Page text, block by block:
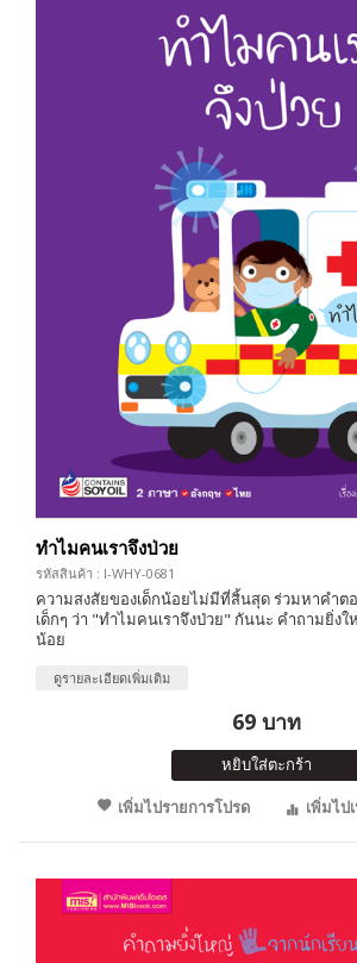
ทำไมคนเราจึงป่วย
รหัสสินค้า : I-WHY-0681
ความสงสัยของเด็กน้อยไม่มีที่สิ้นสุด ร่วมหาคำต
เด็กๆ ว่า "ทำไมคนเราจึงป่วย" กันนะ คำถามยิ่ง
น้อย
ดูรายละเอียดเพิ่มเติม
69 บาท
หยิบใส่ตะกร้า
เพิ่มไปรายการโปรด
เพิ่มไป